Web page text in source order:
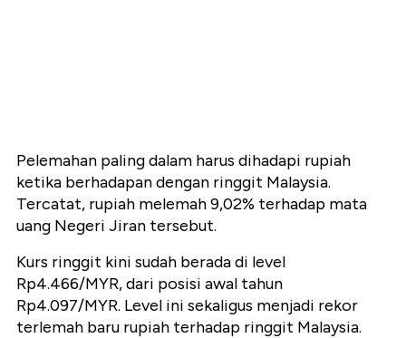
Pelemahan paling dalam harus dihadapi rupiah
ketika berhadapan dengan ringgit Malaysia.
Tercatat, rupiah melemah 9,02% terhadap mata
uang Negeri Jiran tersebut.
Kurs ringgit kini sudah berada di level
Rp4.466/MYR, dari posisi awal tahun
Rp4.097/MYR. Level ini sekaligus menjadi rekor
terlemah baru rupiah terhadap ringgit Malaysia.